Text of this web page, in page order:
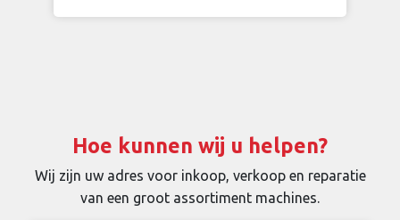
Hoe kunnen wij u helpen?
Wij zijn uw adres voor inkoop, verkoop en reparatie
van een groot assortiment machines.